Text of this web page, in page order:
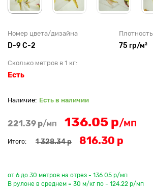
Номер цвета/дизайна
D-9 C-2
Плотность
75 гр/м²
Сколько метров в 1 кг:
Есть
Есть в наличии
221.39 р/мп 136.05 р/мп
Итого: 1 328.34 р 816.30 р
от 6 до 30 метров на отрез - 136.05 р/мп
В рулоне в среднем = 30 м/кг по - 124.22 р/мп